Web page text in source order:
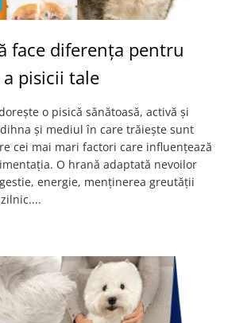
face diferența pentru
pisicii tale
o pisică sănătoasă, activă și
și mediul în care trăiește sunt
cei mai mari factori care influențează
O hrană adaptată nevoilor
energie, menținerea greutății